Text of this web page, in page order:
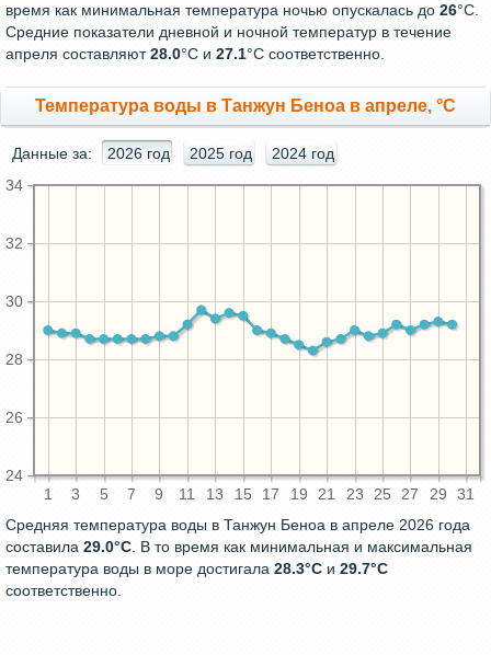
время как минимальная температура ночью опускалась до 26°C.
Средние показатели дневной и ночной температур в течение
апреля составляют28.0°С и 27.1°С соответственно.
Температура воды в Танжун Беноа в апреле, °C
Данные за: 2026 год 2025 год 2024 год
1 3 5 7 9 11 13 15 17 19 21 23 25 27 29 31
24
26
28
30
32
34
Средняя температура воды в Танжун Беноа в апреле 2026 года
составила 29.0°C. В то время как минимальная и максимальная
температура воды в море достигала 28.3°C и 29.7°C
соответственно.